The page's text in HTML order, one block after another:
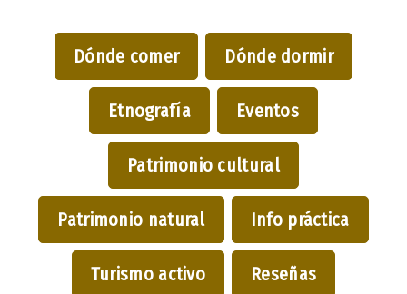
Dónde comer Dónde dormir
Etnografía Eventos
Patrimonio cultural
Patrimonio natural Info práctica
Turismo activo Reseñas